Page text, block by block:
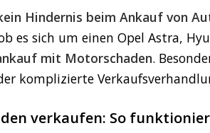
Hindernis beim Ankauf von
es sich um einen Opel Astra,
mit Motorschaden.
komplizierte
verkaufen: So